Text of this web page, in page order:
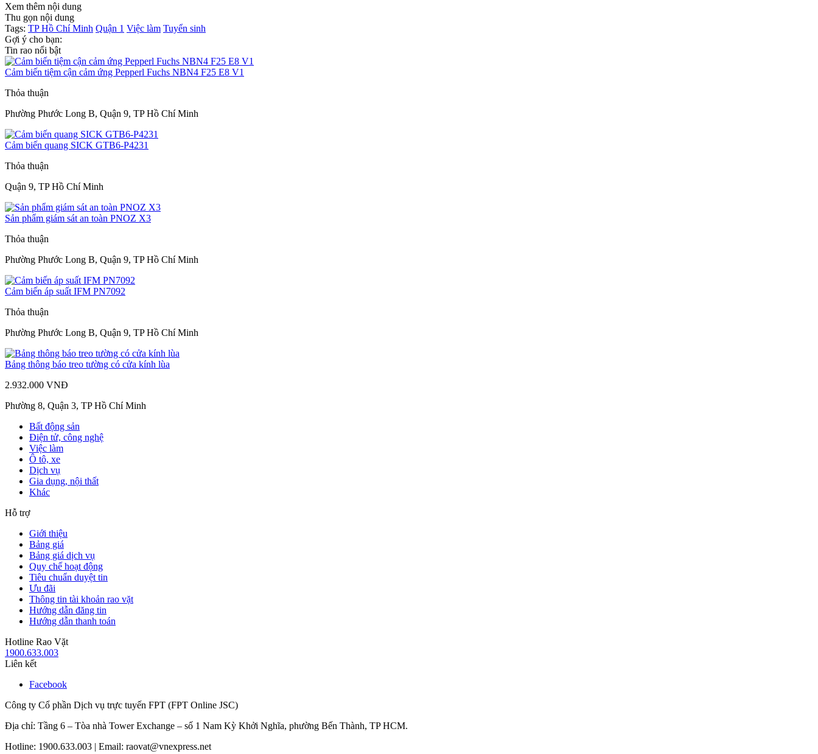
Xem thêm nội dung
Thu gọn nội dung
Tags: TP Hồ Chí Minh Quận 1 Việc làm Tuyển sinh
Gợi ý cho bạn:
Tin rao nổi bật
Cảm biến tiệm cận cảm ứng Pepperl Fuchs NBN4 F25 E8 V1
Thỏa thuận
Phường Phước Long B, Quận 9, TP Hồ Chí Minh
Cảm biến quang SICK GTB6-P4231
Thỏa thuận
Quận 9, TP Hồ Chí Minh
Sản phẩm giám sát an toàn PNOZ X3
Thỏa thuận
Phường Phước Long B, Quận 9, TP Hồ Chí Minh
Cảm biến áp suất IFM PN7092
Thỏa thuận
Phường Phước Long B, Quận 9, TP Hồ Chí Minh
Bảng thông báo treo tường có cửa kính lùa
2.932.000 VNĐ
Phường 8, Quận 3, TP Hồ Chí Minh
Bất động sản
Điện tử, công nghệ
Việc làm
Ô tô, xe
Dịch vụ
Gia dụng, nội thất
Khác
Hỗ trợ
Giới thiệu
Bảng giá
Bảng giá dịch vụ
Quy chế hoạt động
Tiêu chuẩn duyệt tin
Ưu đãi
Thông tin tài khoản rao vặt
Hướng dẫn đăng tin
Hướng dẫn thanh toán
Hotline Rao Vặt
1900.633.003
Liên kết
Facebook
Công ty Cổ phần Dịch vụ trực tuyến FPT (FPT Online JSC)
Địa chỉ: Tầng 6 – Tòa nhà Tower Exchange – số 1 Nam Kỳ Khởi Nghĩa, phường Bến Thành, TP HCM.
Hotline: 1900.633.003 | Email: raovat@vnexpress.net